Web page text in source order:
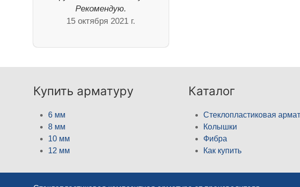
Рекомендую.
15 октября 2021 г.
Купить арматуру
6 мм
8 мм
10 мм
12 мм
Каталог
Стеклопластиковая
Колышки
Фибра
Как купить